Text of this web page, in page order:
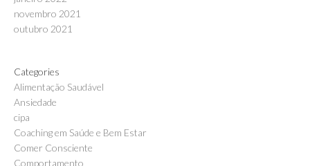
novembro 2021
outubro 2021
Categories
Alimentação Saudável
Ansiedade
cipa
Coaching em Saúde e Bem Estar
Comer Consciente
Comportamento